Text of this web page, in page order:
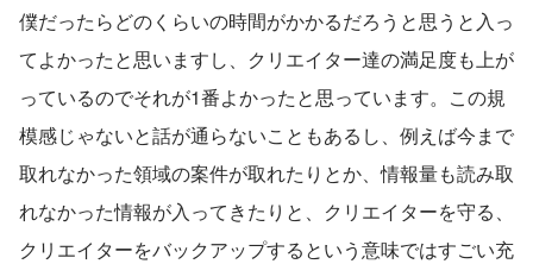
僕だったらどのくらいの時間がかかるだろうと思うと入っ
てよかったと思いますし、クリエイター達の満足度も上が
っているのでそれが1番よかったと思っています。この規
模感じゃないと話が通らないこともあるし、例えば今まで
取れなかった領域の案件が取れたりとか、情報量も読み取
れなかった情報が入ってきたりと、クリエイターを守る、
クリエイターをバックアップするという意味ではすごい充